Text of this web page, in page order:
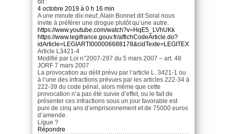
dit :
4 octobre 2019 à 0 h 16 min
A une minute dix-neuf, Alain Bonnet dit Soral nous
invite à préférer une drogue plutôt qu’une autre.
https://www.youtube.com/watch?v=HqE5_LVhUKk
https://www.legifrance.gouv.fr/affichCodeArticle.do?
Article L3421-4
Modifié par Loi n°2007-297 du 5 mars 2007 – art. 48
JORF 7 mars 2007
La provocation au délit prévu par l’article L. 3421-1 ou
à l’une des infractions prévues par les articles 222-34 à
222-39 du code pénal, alors même que cette
provocation n’a pas été suivie d’effet, ou le fait de
présenter ces infractions sous un jour favorable est
puni de cinq ans d’emprisonnement et de 75000 euros
d’amende.
Ligue ?
Répondre